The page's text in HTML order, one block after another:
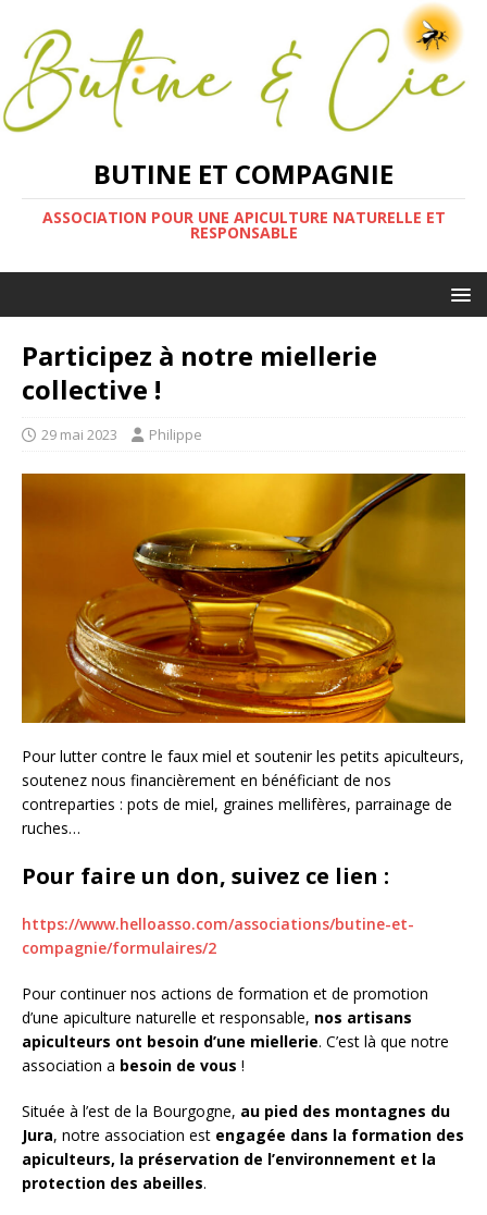
BUTINE ET COMPAGNIE
ASSOCIATION POUR UNE APICULTURE NATURELLE ET
RESPONSABLE
Participez à notre miellerie
collective !
29 mai 2023 Philippe
Pour lutter contre le faux miel et soutenir les petits apiculteurs,
soutenez nous financièrement en bénéficiant de nos
contreparties : pots de miel, graines mellifères, parrainage de
ruches…
Pour faire un don, suivez ce lien :
https://www.helloasso.com/associations/butine-et-
compagnie/formulaires/2
Pour continuer nos actions de formation et de promotion
d’une apiculture naturelle et responsable, nos artisans
apiculteurs ont besoin d’une miellerie. C’est là que notre
association a besoin de vous !
Située à l’est de la Bourgogne, au pied des montagnes du
Jura, notre association est engagée dans la formation des
apiculteurs, la préservation de l’environnement et la
protection des abeilles.